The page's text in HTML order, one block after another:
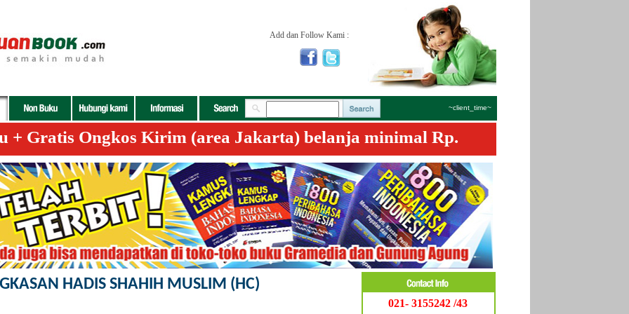
HADIS SHAHIH MUSLIM (HC)
~client_time~
Add dan Follow Kami :
+ Gratis Ongkos Kirim (area Jakarta) belanja minimal Rp.
021- 3155242 /43